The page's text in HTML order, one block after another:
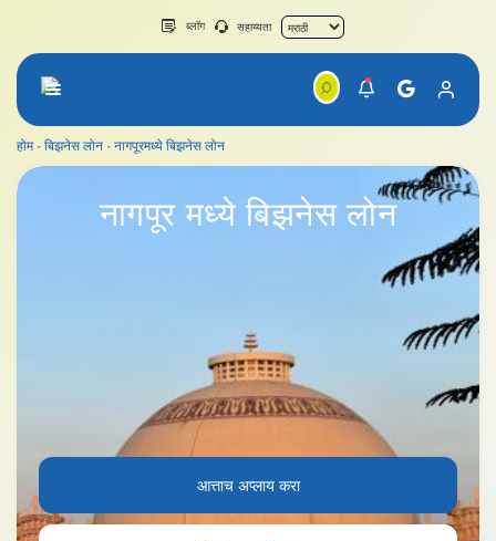
ब्लॉग सहाय्यता
होम बिझनेस लोन नागपूरमध्ये बिझनेस लोन
नागपूरमध्ये बिझनेस लोन
नागपूरमध्ये बिझनेस लोन
आत्ताच अप्लाय करा